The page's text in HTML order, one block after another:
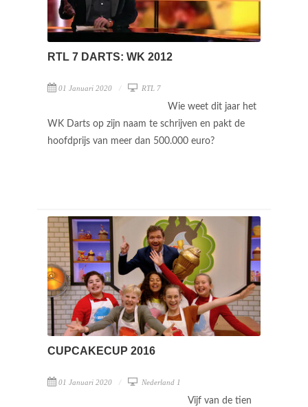
RTL 7 DARTS: WK 2012
01 Januari 2020 RTL 7
Wie weet dit jaar het
WK Darts op zijn naam te schrijven en pakt de
hoofdprijs van meer dan 500.000 euro?
CUPCAKECUP 2016
01 Januari 2020 Nederland 1
Vijf van de tien